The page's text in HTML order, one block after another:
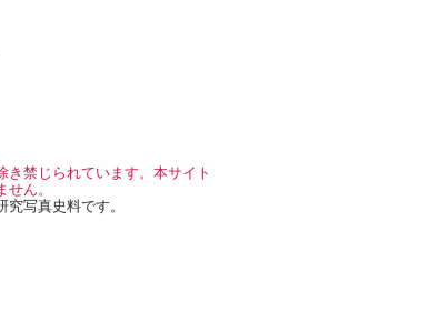
禁じられています。本サイト
ん。
写真史料です。